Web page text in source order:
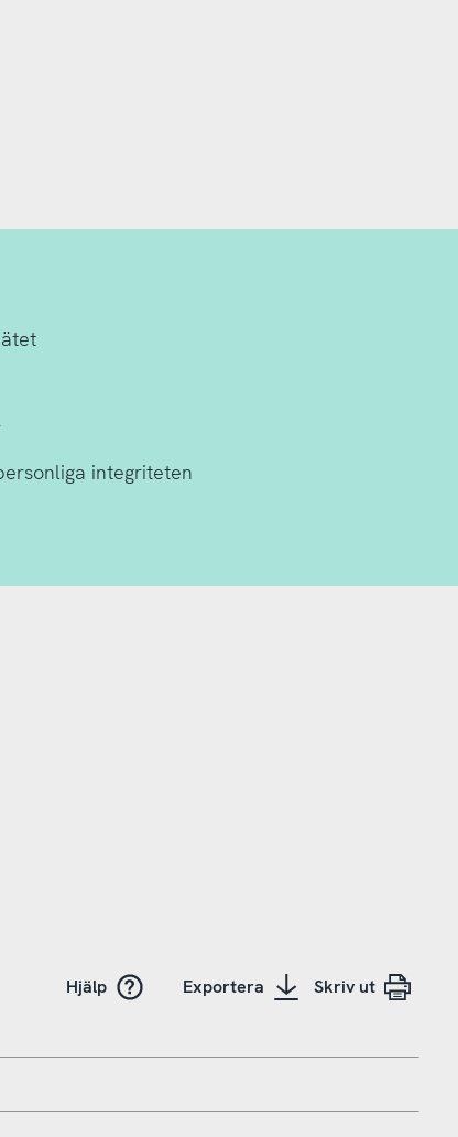
integriteten
Hjälp Exportera Skriv ut